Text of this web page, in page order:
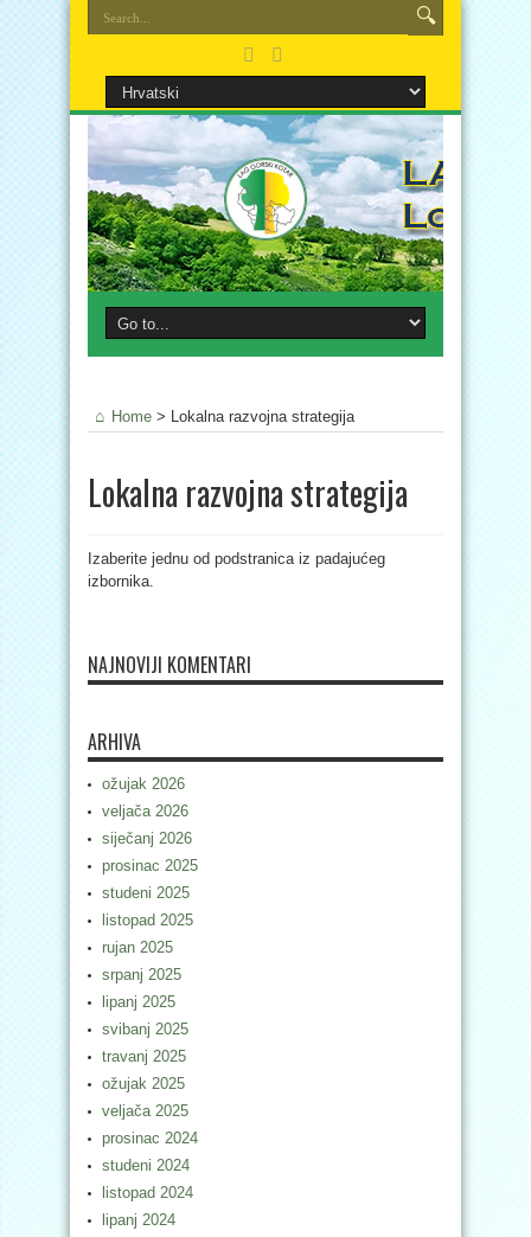
Home > Lokalna razvojna strategija
Lokalna razvojna strategija
Izaberite jednu od podstranica iz padajućeg
izbornika.
NAJNOVIJI KOMENTARI
ARHIVA
ožujak 2026
veljača 2026
siječanj 2026
prosinac 2025
studeni 2025
listopad 2025
rujan 2025
srpanj 2025
lipanj 2025
svibanj 2025
travanj 2025
ožujak 2025
veljača 2025
prosinac 2024
studeni 2024
listopad 2024
lipanj 2024